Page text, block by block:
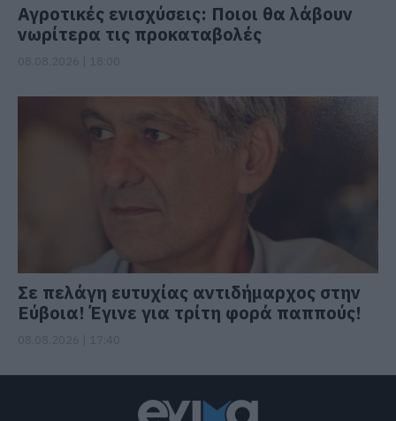
Αγροτικές ενισχύσεις: Ποιοι θα λάβουν
νωρίτερα τις προκαταβολές
Σε πελάγη ευτυχίας αντιδήμαρχος στην
Εύβοια! Έγινε για τρίτη φορά παππούς!